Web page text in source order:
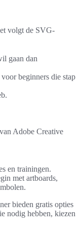
volgt de SVG-
gaan dan
beginners die stap
Adobe Creative
en trainingen.
met artboards,
bieden gratis opties
nodig hebben, kiezen